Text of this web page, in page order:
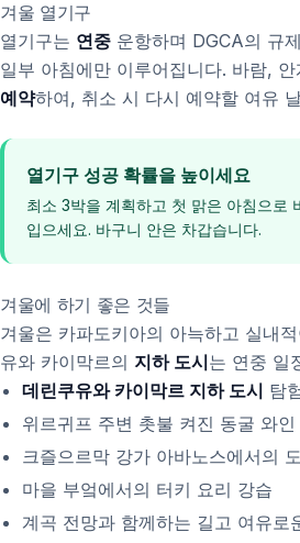
겨울 열기구
열기구는 연중 운항하며 DGCA의 규
일부 아침에만 이루어집니다. 바람,
예약하여, 취소 시 다시 예약할 여유
열기구 성공 확률을 높이세요
최소 3박을 계획하고 첫 맑은 아침으로
입으세요. 바구니 안은 차갑습니다.
겨울에 하기 좋은 것들
겨울은 카파도키아의 아늑하고 실내
유와 카이막르의 지하 도시는 연중 일
데린쿠유와 카이막르 지하 도시 탐
위르귀프 주변 촛불 켜진 동굴 와
크즐으르막 강가 아바노스에서의
마을 부엌에서의 터키 요리 강습
계곡 전망과 함께하는 길고 여유로